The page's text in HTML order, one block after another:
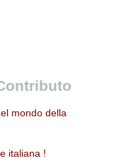
mondo della
italiana !